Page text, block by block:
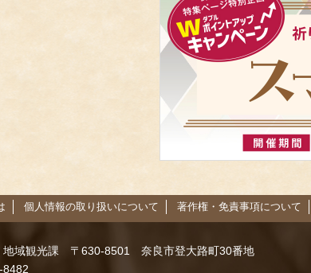
個人情報の取り扱いについて 著作権・免責事項について
地域観光課 〒630-8501 奈良市登大路町30番地
8482